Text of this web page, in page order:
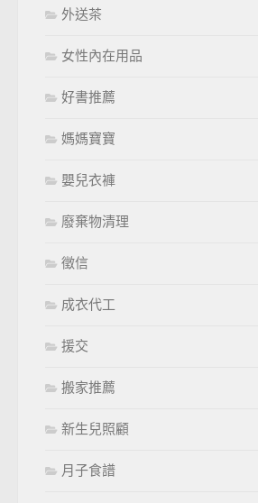
外送茶
女性內在用品
好書推薦
媽媽寶寶
嬰兒衣褲
廢棄物清理
徵信
成衣代工
援交
搬家推薦
新生兒照顧
月子食譜